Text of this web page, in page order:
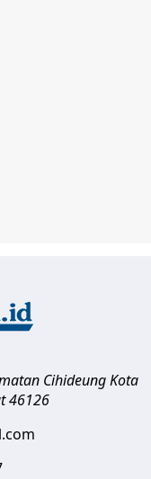
CihideungKota
46126